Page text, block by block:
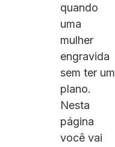
quando
uma
mulher
engravida
sem ter um
plano.
Nesta
página
você vai